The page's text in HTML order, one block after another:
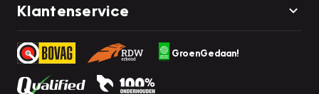
Klantenservice
GroenGedaan!